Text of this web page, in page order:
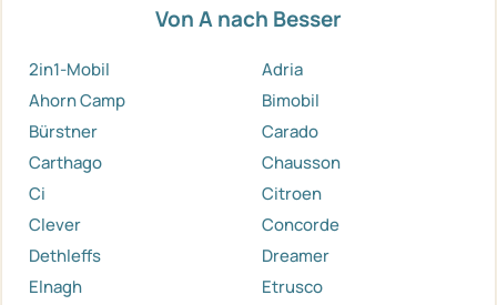
Von A nach Besser
2in1-Mobil
Adria
Ahorn Camp
Bimobil
Bürstner
Carado
Carthago
Chausson
Ci
Citroen
Clever
Concorde
Dethleffs
Dreamer
Elnagh
Etrusco